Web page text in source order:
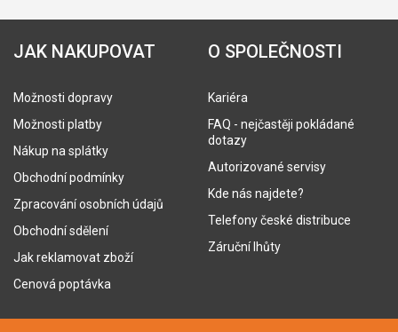
JAK NAKUPOVAT
Možnosti dopravy
Možnosti platby
Nákup na splátky
Obchodní podmínky
Zpracování osobních údajů
Obchodní sdělení
Jak reklamovat zboží
Cenová poptávka
O SPOLEČNOSTI
Kariéra
FAQ - nejčastěji pokládané
dotazy
Autorizované servisy
Kde nás najdete?
Telefony české distribuce
Záruční lhůty